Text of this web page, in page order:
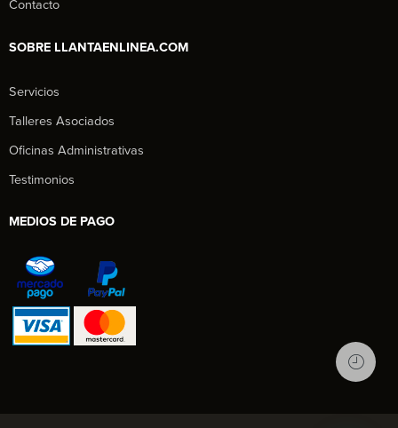
Contacto
SOBRE LLANTAENLINEA.COM
Servicios
Talleres Asociados
Oficinas Administrativas
Testimonios
MEDIOS DE PAGO